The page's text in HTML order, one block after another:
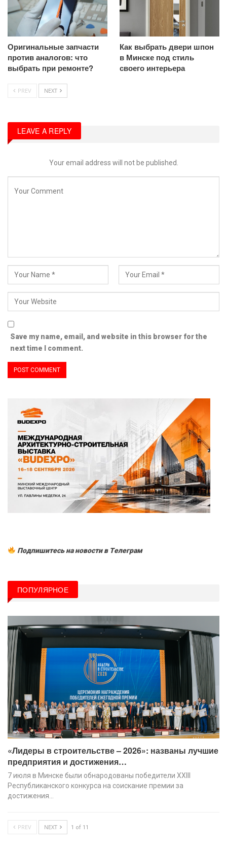
Оригинальные запчасти
против аналогов: что
выбрать при ремонте?
Как выбрать двери шпон
в Минске под стиль
своего интерьера
PREV NEXT
LEAVE A REPLY
Your email address will not be published.
Save my name, email, and website in this browser for the
next time I comment.
Подпишитесь на новости в Tелеграм
ПОПУЛЯРНОЕ
«Лидеры в строительстве – 2026»: названы лучшие
предприятия и достижения…
7 июля в Минске были обнародованы победители XХIII
Республиканского конкурса на соискание премии за
достижения…
PREV NEXT 1 of 11